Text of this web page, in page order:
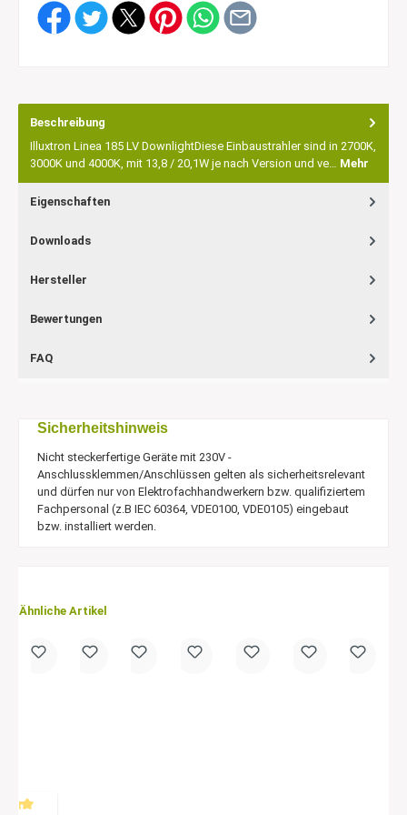
Beschreibung
Illuxtron Linea 185 LV DownlightDiese Einbaustrahler sind in 2700K,
3000K und 4000K, mit 13,8 / 20,1W je nach Version und ve… Mehr
Eigenschaften
Downloads
Hersteller
Bewertungen
FAQ
Sicherheitshinweis
Nicht steckerfertige Geräte mit 230V -
Anschlussklemmen/Anschlüssen gelten als sicherheitsrelevant
und dürfen nur von Elektrofachhandwerkern bzw. qualifiziertem
Fachpersonal (z.B IEC 60364, VDE0100, VDE0105) eingebaut
bzw. installiert werden.
Ähnliche Artikel